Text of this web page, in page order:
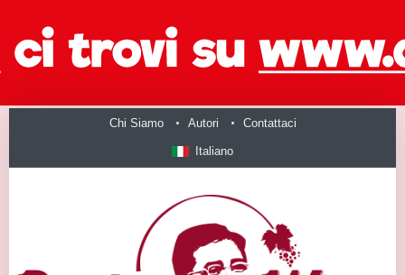
Chi Siamo Autori Contattaci
Italiano